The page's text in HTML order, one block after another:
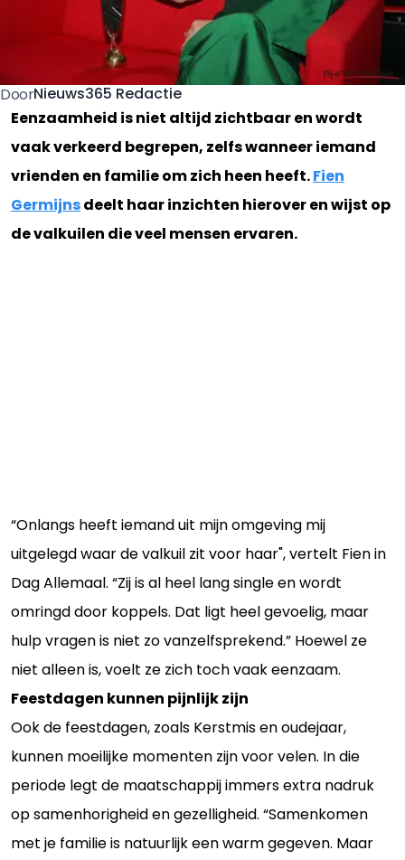
DoorNieuws365 Redactie
Eenzaamheid is niet altijd zichtbaar en wordt
vaak verkeerd begrepen, zelfs wanneer iemand
vrienden en familie om zich heen heeft.Fien
Germijnsdeelt haar inzichten hierover en wijst op
de valkuilen die veel mensen ervaren.
“Onlangs heeft iemand uit mijn omgeving mij
uitgelegd waar de valkuil zit voor haar", vertelt Fien in
Dag Allemaal. “Zij is al heel lang single en wordt
omringd door koppels. Dat ligt heel gevoelig, maar
hulp vragen is niet zo vanzelfsprekend.” Hoewel ze
niet alleen is, voelt ze zich toch vaak eenzaam.
Feestdagen kunnen pijnlijk zijn
Ook de feestdagen, zoals Kerstmis en oudejaar,
kunnen moeilijke momenten zijn voor velen. In die
periode legt de maatschappij immers extra nadruk
op samenhorigheid en gezelligheid. “Samenkomen
met je familie is natuurlijk een warm gegeven. Maar